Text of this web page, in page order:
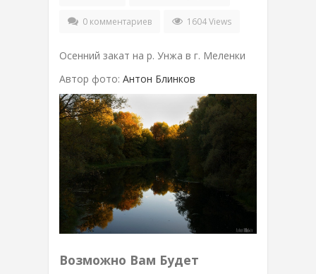
0 комментариев 1604 Views
Осенний закат на р. Унжа в г. Меленки
Автор фото: Антон Блинков
Возможно Вам Будет